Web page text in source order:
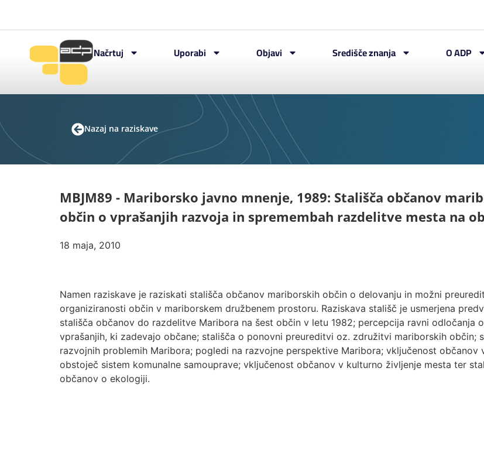
Načrtuj Uporabi Objavi Središče znanja O ADP
Nazaj na raziskave
MBJM89 - Mariborsko javno mnenje, 1989: Stališča občanov
občin o vprašanjih razvoja in spremembah razdelitve mesta na
18 maja, 2010
Namen raziskave je raziskati stališča občanov mariborskih občin o delovanju in možni
organiziranosti občin v mariborskem družbenem prostoru. Raziskava stališč je usmerjena
stališča občanov do razdelitve Maribora na šest občin v letu 1982; percepcija ravni odločanja
vprašanjih, ki zadevajo občane; stališča o ponovni preureditvi oz. združitvi mariborskih občin;
razvojnih problemih Maribora; pogledi na razvojne perspektive Maribora; vključenost občanov
obstoječ sistem komunalne samouprave; vključenost občanov v kulturno življenje mesta ter
občanov o ekologiji.